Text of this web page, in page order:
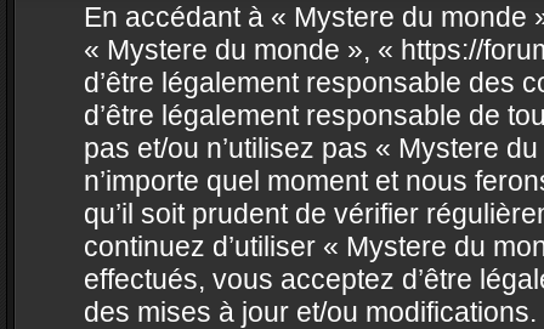
En accédant à « Mystere du monde
« Mystere du monde », « https://
d’être légalement responsable des
d’être légalement responsable de
pas et/ou n’utilisez pas « Mystere
n’importe quel moment et nous
qu’il soit prudent de vérifier
continuez d’utiliser « Mystere du
effectués, vous acceptez d’être
des mises à jour et/ou modifications.